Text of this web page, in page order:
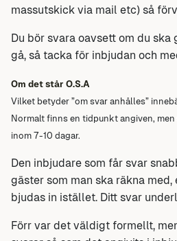
massutskick via mail etc) så
Du bör svara oavsett om du ska
gå, så tacka för inbjudan och
Om det står O.S.A
Vilket betyder ”om svar anhålles”
Normalt finns en tidpunkt angiven,
inom 7-10 dagar.
Den inbjudare som får svar
gäster som man ska räkna
bjudas in istället. Ditt svar
Förr var det väldigt formellt,